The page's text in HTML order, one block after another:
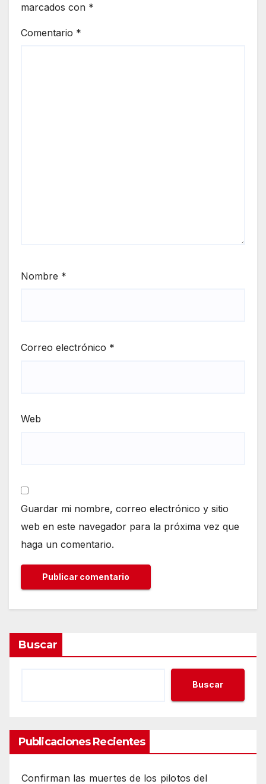
marcados con *
Comentario *
Nombre *
Correo electrónico *
Web
Guardar mi nombre, correo electrónico y sitio
web en este navegador para la próxima vez que
haga un comentario.
Buscar
Buscar
Publicaciones Recientes
Confirman las muertes de los pilotos del